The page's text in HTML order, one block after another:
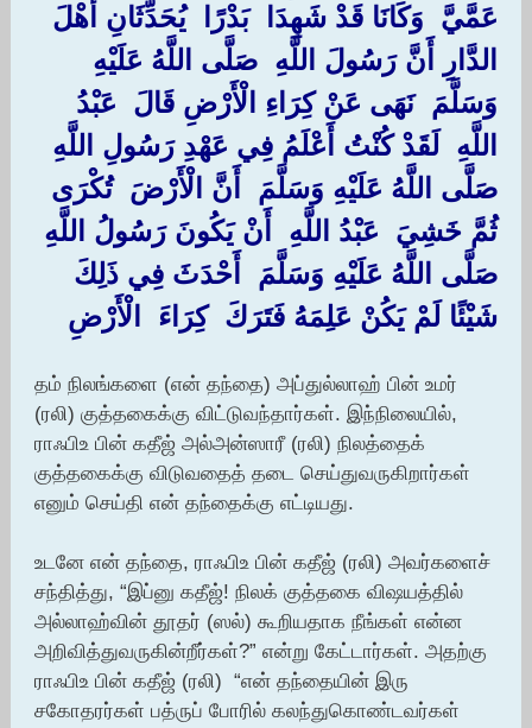
‏عَمَّيَّ ‏ ‏وَكَانَا قَدْ شَهِدَا ‏ ‏بَدْرًا ‏ ‏يُحَدِّثَانِ أَهْلَ
الدَّارِ أَنَّ رَسُولَ اللَّهِ ‏ ‏صَلَّى اللَّهُ عَلَيْهِ
وَسَلَّمَ ‏ ‏نَهَى عَنْ كِرَاءِ الْأَرْضِ قَالَ ‏ ‏عَبْدُ
اللَّهِ ‏ ‏لَقَدْ كُنْتُ أَعْلَمُ فِي عَهْدِ رَسُولِ اللَّهِ ‏
‏صَلَّى اللَّهُ عَلَيْهِ وَسَلَّمَ ‏ ‏أَنَّ الْأَرْضَ ‏ ‏تُكْرَى
‏ثُمَّ خَشِيَ ‏ ‏عَبْدُ اللَّهِ ‏ ‏أَنْ يَكُونَ رَسُولُ اللَّهِ ‏
‏صَلَّى اللَّهُ عَلَيْهِ وَسَلَّمَ ‏ ‏أَحْدَثَ فِي ذَلِكَ
شَيْئًا لَمْ يَكُنْ عَلِمَهُ فَتَرَكَ ‏ ‏كِرَاءَ ‏ ‏الْأَرْضِ
தம் நிலங்களை (என் தந்தை) அப்துல்லாஹ் பின் உமர்
(ரலி) குத்தகைக்கு விட்டுவந்தார்கள். இந்நிலையில்,
ராஃபிஉ பின் கதீஜ் அல்அன்ஸாரீ (ரலி) நிலத்தைக்
குத்தகைக்கு விடுவதைத் தடை செய்துவருகிறார்கள்
எனும் செய்தி என் தந்தைக்கு எட்டியது.
உடனே என் தந்தை, ராஃபிஉ பின் கதீஜ் (ரலி) அவர்களைச்
சந்தித்து, “இப்னு கதீஜ்! நிலக் குத்தகை விஷயத்தில்
அல்லாஹ்வின் தூதர் (ஸல்) கூறியதாக நீங்கள் என்ன
அறிவித்துவருகின்றீர்கள்?” என்று கேட்டார்கள். அதற்கு
ராஃபிஉ பின் கதீஜ் (ரலி) “என் தந்தையின் இரு
சகோதரர்கள் பத்ருப் போரில் கலந்துகொண்டவர்கள்